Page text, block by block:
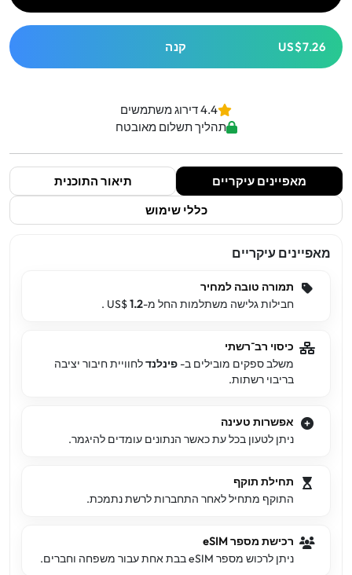
קנה US$7.26
4.4 דירוג משתמשים
תהליך תשלום מאובטח
מאפיינים עיקריים
תיאור התוכנית
כללי שימוש
מאפיינים עיקריים
תמורה טובה למחיר
חבילות גלישה משתלמות החל מ-US$1.2
.
כיסוי רב־רשתי
משלב ספקים מובילים ב- פינלנדלחוויית חיבור יציבה
בריבוי רשתות.
אפשרות טעינה
ניתן לטעון בכל עת כאשר הנתונים עומדים להיגמר.
תחילת תוקף
התוקף מתחיל לאחר התחברות לרשת נתמכת.
רכישת מספר eSIM
ניתן לרכוש מספר eSIM בבת אחת עבור משפחה וחברים.